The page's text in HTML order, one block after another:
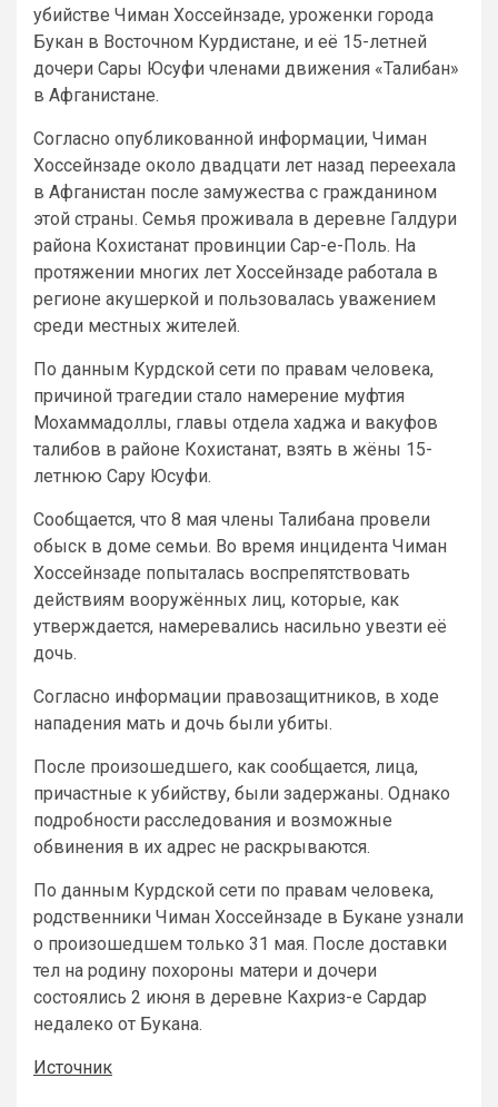
убийстве Чиман Хоссейнзаде, уроженки города
Букан в Восточном Курдистане, и её 15-летней
дочери Сары Юсуфи членами движения «Талибан»
в Афганистане.
Согласно опубликованной информации, Чиман
Хоссейнзаде около двадцати лет назад переехала
в Афганистан после замужества с гражданином
этой страны. Семья проживала в деревне Галдури
района Кохистанат провинции Сар-е-Поль. На
протяжении многих лет Хоссейнзаде работала в
регионе акушеркой и пользовалась уважением
среди местных жителей.
По данным Курдской сети по правам человека,
причиной трагедии стало намерение муфтия
Мохаммадоллы, главы отдела хаджа и вакуфов
талибов в районе Кохистанат, взять в жёны 15-
летнюю Сару Юсуфи.
Сообщается, что 8 мая члены Талибана провели
обыск в доме семьи. Во время инцидента Чиман
Хоссейнзаде попыталась воспрепятствовать
действиям вооружённых лиц, которые, как
утверждается, намеревались насильно увезти её
дочь.
Согласно информации правозащитников, в ходе
нападения мать и дочь были убиты.
После произошедшего, как сообщается, лица,
причастные к убийству, были задержаны. Однако
подробности расследования и возможные
обвинения в их адрес не раскрываются.
По данным Курдской сети по правам человека,
родственники Чиман Хоссейнзаде в Букане узнали
о произошедшем только 31 мая. После доставки
тел на родину похороны матери и дочери
состоялись 2 июня в деревне Кахриз-е Сардар
недалеко от Букана.
Источник